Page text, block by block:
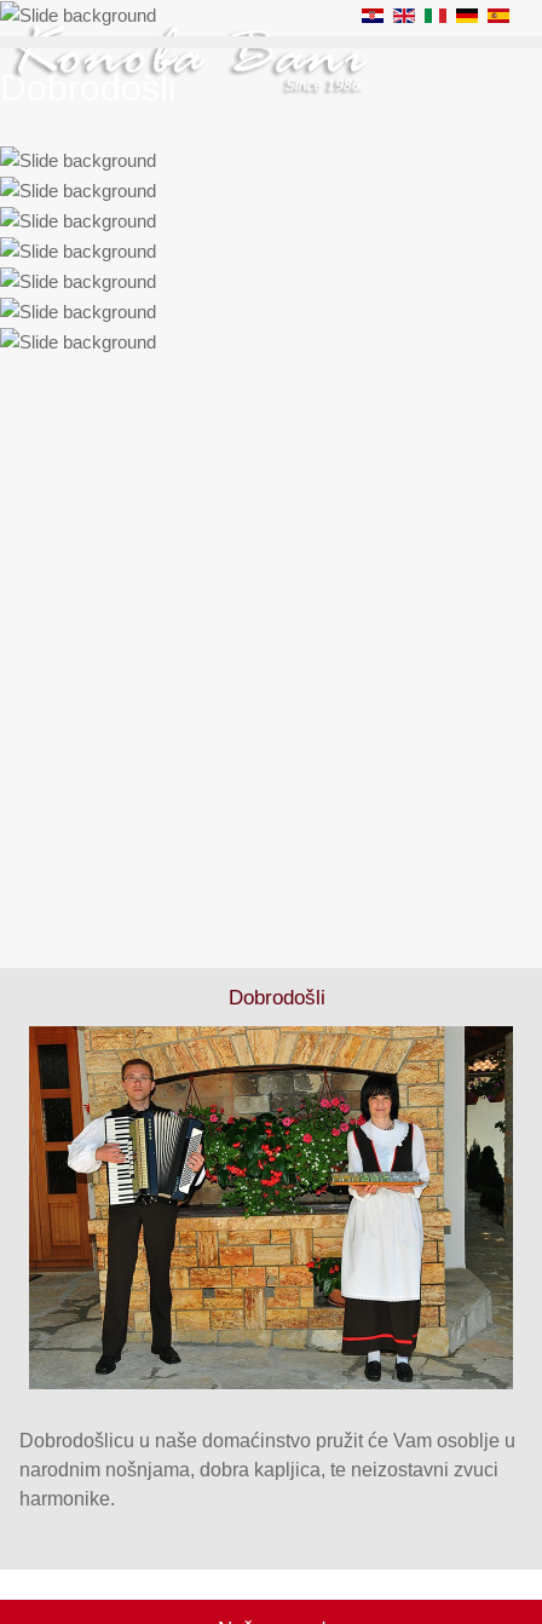
Dobrodošli
Dobrodošli
Dobrodošlicu u naše domaćinstvo pružit će Vam osoblje u
narodnim nošnjama, dobra kapljica, te neizostavni zvuci
harmonike.